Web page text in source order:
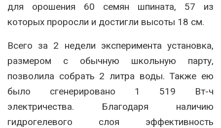
для орошения 60 семян шпината, 57 из
которых проросли и достигли высоты 18 см.
Всего за 2 недели эксперимента установка,
размером с обычную школьную парту,
позволила собрать 2 литра воды. Также ею
было сгенерировано 1 519 Вт-ч
электричества. Благодаря наличию
гидрогелевого слоя эффективность